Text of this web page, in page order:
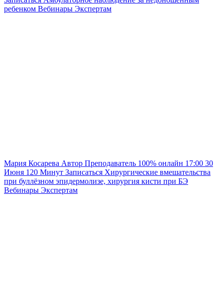
ребенком Вебинары Экспертам
Мария Косарева Автор Преподаватель 100% онлайн 17:00 30
Июня 120 Минут Записаться Хирургические вмешательства
при буллёзном эпидермолизе, хирургия кисти при БЭ
Вебинары Экспертам